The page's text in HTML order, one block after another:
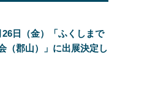
26日（金）「ふくしまで
（郡山）」に出展決定し